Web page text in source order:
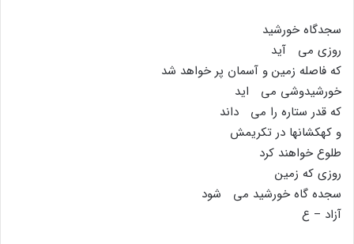
سجدگاه خورشید
روزى مى آید
که فاصله زمین و آسمان پر خواهد شد
خورشیدوشى مى اید
که قدر ستاره را مى داند
و کهکشانها در تکریمش
طلوع خواهند کرد
روزى که زمین
سجده گاه خورشید مى شود
آزاد – ع